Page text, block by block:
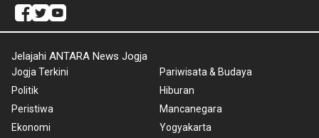
Jelajahi ANTARA News Jogja
Jogja Terkini
Politik
Peristiwa
Ekonomi
Pariwisata & Budaya
Hiburan
Mancanegara
Yogyakarta